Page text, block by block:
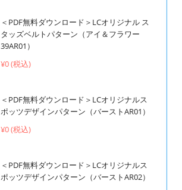
＜PDF無料ダウンロード＞LCオリジナル ス
タッズベルトパターン（アイ＆フラワー
39AR01）
¥0 (税込)
＜PDF無料ダウンロード＞LCオリジナルス
ポッツデザインパターン（バーストAR01）
¥0 (税込)
＜PDF無料ダウンロード＞LCオリジナルス
ポッツデザインパターン（バーストAR02）